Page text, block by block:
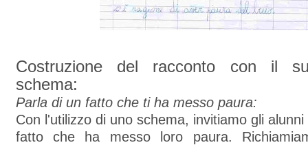
Costruzione del racconto con il
schema:
Parla di un fatto che ti ha messo paura:
Con l'utilizzo di uno schema, invitiamo gli
fatto che ha messo loro paura.